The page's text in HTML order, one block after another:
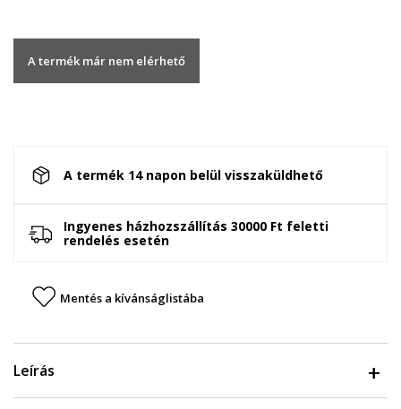
A termék már nem elérhető
A termék 14 napon belül visszaküldhető
Ingyenes házhozszállítás 30000 Ft feletti
rendelés esetén
Mentés a kívánságlistába
Leírás